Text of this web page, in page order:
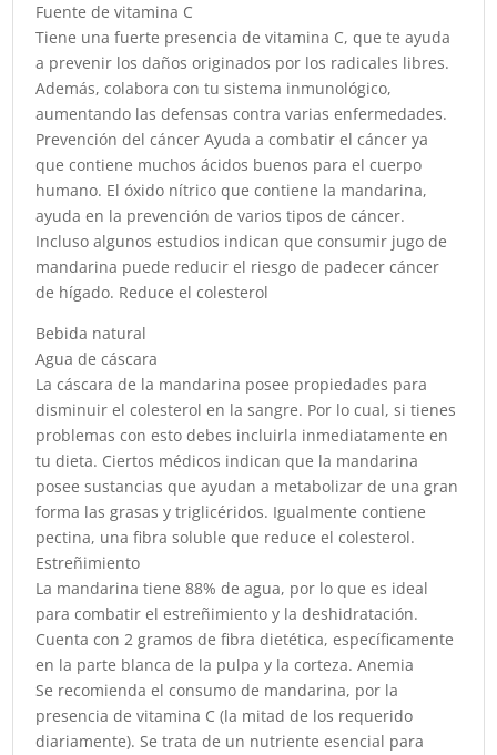
Fuente de vitamina C
Tiene una fuerte presencia de vitamina C, que te ayuda
a prevenir los daños originados por los radicales libres.
Además, colabora con tu sistema inmunológico,
aumentando las defensas contra varias enfermedades.
Prevención del cáncer Ayuda a combatir el cáncer ya
que contiene muchos ácidos buenos para el cuerpo
humano. El óxido nítrico que contiene la mandarina,
ayuda en la prevención de varios tipos de cáncer.
Incluso algunos estudios indican que consumir jugo de
mandarina puede reducir el riesgo de padecer cáncer
de hígado. Reduce el colesterol
Bebida natural
Agua de cáscara
La cáscara de la mandarina posee propiedades para
disminuir el colesterol en la sangre. Por lo cual, si tienes
problemas con esto debes incluirla inmediatamente en
tu dieta. Ciertos médicos indican que la mandarina
posee sustancias que ayudan a metabolizar de una gran
forma las grasas y triglicéridos. Igualmente contiene
pectina, una fibra soluble que reduce el colesterol.
Estreñimiento
La mandarina tiene 88% de agua, por lo que es ideal
para combatir el estreñimiento y la deshidratación.
Cuenta con 2 gramos de fibra dietética, específicamente
en la parte blanca de la pulpa y la corteza. Anemia
Se recomienda el consumo de mandarina, por la
presencia de vitamina C (la mitad de los requerido
diariamente). Se trata de un nutriente esencial para